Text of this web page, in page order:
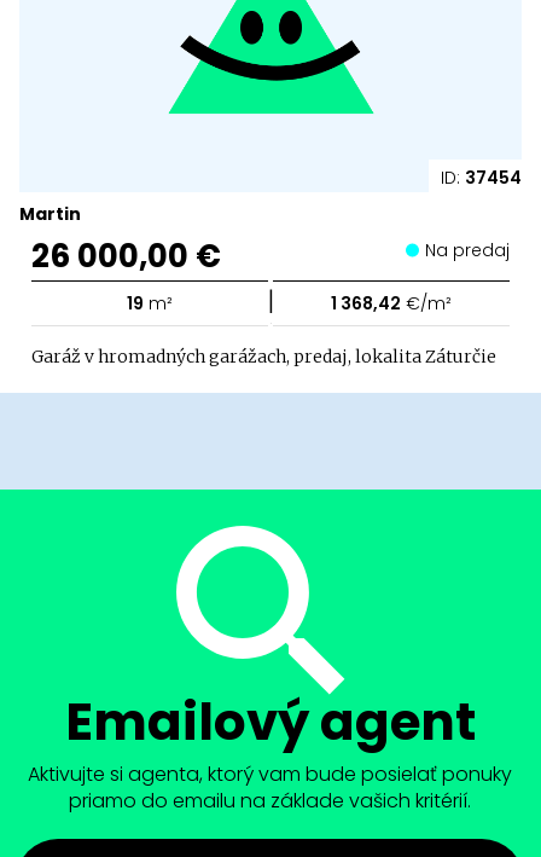
ID: 37454
Martin
26 000,00 € Na predaj
19 m² | 1 368,42 €/m²
Garáž v hromadných garážach, predaj, lokalita Záturčie
Emailový agent
Aktivujte si agenta, ktorý vam bude posielať ponuky
priamo do emailu na základe vašich kritérií.